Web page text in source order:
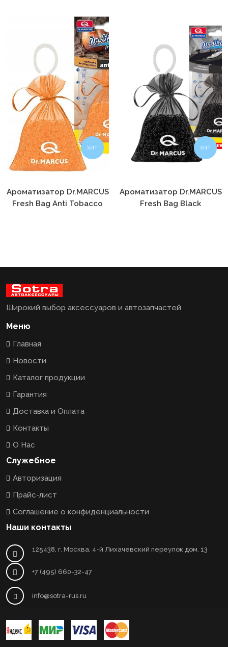
ХИТ
Fresh Bag Anti Tobacco
ХИТ
Fresh Bag Black
Широкий выбор аксессуаров и автозапчастей
Меню
Главная
Новости
Каталог продукции
Гарантия
Доставка и Оплата
Контакты
О Нас
Служебное
Авторизация
Прайс-лист
Соглашение о конфиденциальности
Наши контакты
125438, г. Москва, 4-й Лихачевский переулок дом. 13
+7 (495) 660-32-47
info@sotra-rus.ru